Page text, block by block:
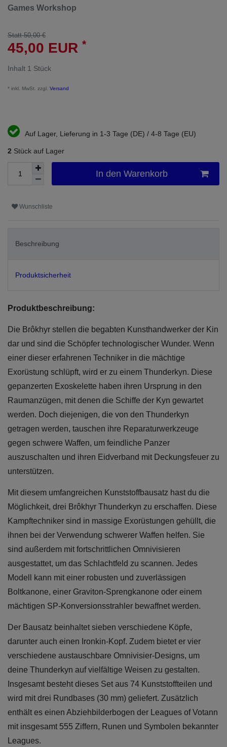
Games Workshop
Statt 50,00 €
45,00 EUR *
Inhalt 1 Stück
* inkl. MwSt. zzgl. Versand
Auf Lager, Lieferung in 1-3 Tage (DE) / 4-8 Tage (EU)
2 Stück auf Lager
In den Warenkorb
Wunschliste
Beschreibung
Produktsicherheit
Produktbeschreibung:
Die Brôkhyr stellen die begabten Kunsthandwerker der Kin
dar und sind die Schöpfer technologischer Wunder. Wenn
einer dieser erfahrenen Techniker in die mächtige
Exorüstung schlüpft, wird er zu einem Thunderkyn. Diese
gepanzerten Exoskelette haben ihren Ursprung in den
Raumanzügen, mit denen die Schiffe der Kyn gewartet
werden. Doch diejenigen, die von den Thunderkyn
getragen werden, tauschen ihre Reparaturwerkzeuge
gegen schwere Waffen, um feindliche Panzer
auszuschalten und ihren Eidverband mit Deckungsfeuer zu
unterstützen.
Mit diesem umfangreichen Kunststoffbausatz hast du die
Möglichkeit, drei Brôkhyr Thunderkyn zu erschaffen. Diese
Kampftechniker sind in massige Exorüstungen gehüllt, die
ihnen bei der Verwendung schwerer Waffen helfen. Sie
sind außerdem mit fortschrittlichen Omnivisieren
ausgestattet, um das Schlachtfeld zu scannen. Jedes
Modell kann mit einer robusten und zuverlässigen
Boltkanone, einer Graviton-Sprengkanone oder einem
mächtigen SP-Konversionsstrahler bewaffnet werden.
Der Bausatz beinhaltet sieben verschiedene Köpfe,
darunter auch einen Ironkin-Kopf. Zudem bietet er vier
verschiedene austauschbare Omnivisier-Designs, um
deine Thunderkyn auf vielfältige Weisen zu gestalten.
Insgesamt besteht dieses Set aus 74 Kunststoffteilen und
wird mit drei Rundbases (30 mm) geliefert. Zusätzlich
enthält es einen Abziehbilderbogen der Leagues of Votann
mit insgesamt 555 Ziffern, Runen und Symbolen bekannter
Leagues.